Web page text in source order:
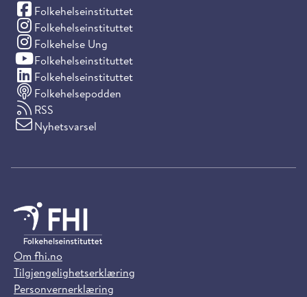
Folkehelseinstituttet
(Facebook)
Folkehelseinstituttet
(Instagram)
Folkehelse Ung
(Instagram)
Folkehelseinstituttet
(YouTube)
Folkehelseinstituttet
(LinkedIn)
Folkehelsepodden
RSS
Nyhetsvarsel
Om fhi.no
Tilgjengelighetserklæring
Personvernerklæring